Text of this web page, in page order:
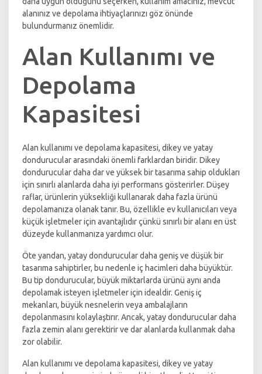
alanınız ve depolama ihtiyaçlarınızı göz önünde
bulundurmanız önemlidir.
Alan Kullanımı ve
Depolama
Kapasitesi
Alan kullanımı ve depolama kapasitesi, dikey ve yatay
dondurucular arasındaki önemli farklardan biridir. Dikey
dondurucular daha dar ve yüksek bir tasarıma sahip oldukları
için sınırlı alanlarda daha iyi performans gösterirler. Düşey
raflar, ürünlerin yüksekliği kullanarak daha fazla ürünü
depolamanıza olanak tanır. Bu, özellikle ev kullanıcıları veya
küçük işletmeler için avantajlıdır çünkü sınırlı bir alanı en üst
düzeyde kullanmanıza yardımcı olur.
Öte yandan, yatay dondurucular daha geniş ve düşük bir
tasarıma sahiptirler, bu nedenle iç hacimleri daha büyüktür.
Bu tip dondurucular, büyük miktarlarda ürünü aynı anda
depolamak isteyen işletmeler için idealdir. Geniş iç
mekanları, büyük nesnelerin veya ambalajların
depolanmasını kolaylaştırır. Ancak, yatay dondurucular daha
fazla zemin alanı gerektirir ve dar alanlarda kullanmak daha
zor olabilir.
Alan kullanımı ve depolama kapasitesi, dikey ve yatay